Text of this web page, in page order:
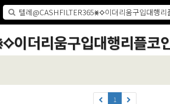
더리움구입대행리플코
1